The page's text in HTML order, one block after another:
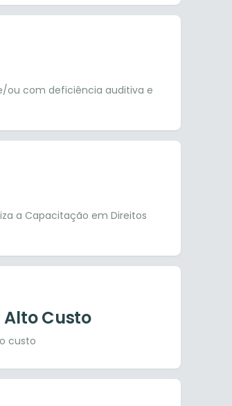
ou com deficiência auditiva e
a Capacitação em Direitos
Custo
custo